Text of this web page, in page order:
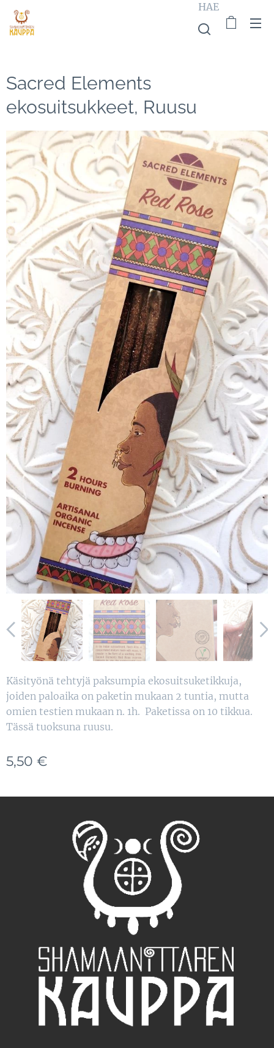
HAE
Sacred Elements
ekosuitsukkeet, Ruusu
Käsityönä tehtyjä paksumpia ekosuitsuketikkuja,
joiden paloaika on paketin mukaan 2 tuntia, mutta
omien testien mukaan n. 1h. Paketissa on 10 tikkua.
Tässä tuoksuna ruusu.
5,50 €